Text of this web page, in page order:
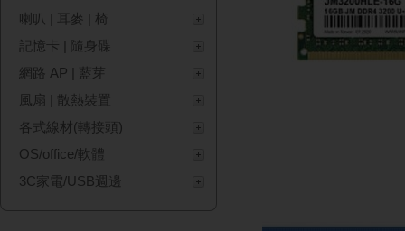
喇叭 | 耳麥 | 椅
記憶卡 | 隨身碟
網路 AP | 藍芽
風扇 | 散熱裝置
各式線材(轉接頭)
OS/office/軟體
3C家電/USB週邊